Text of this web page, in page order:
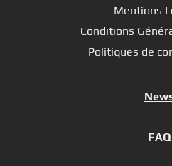
Mentions
Conditions
Politiques de
FAQ